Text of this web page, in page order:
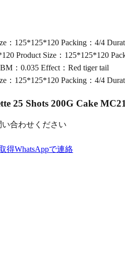
：125*125*120 Packing：4/4
Product Size：125*125*120
：0.035 Effect：Red tiger tail
：125*125*120 Packing：4/4
25 Shots 200G Cake
合わせください
得WhatsAppで連絡